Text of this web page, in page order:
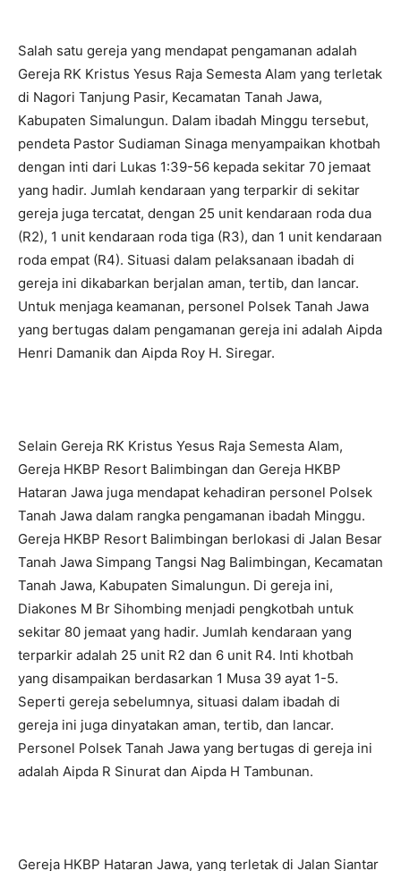
Salah satu gereja yang mendapat pengamanan adalah
Gereja RK Kristus Yesus Raja Semesta Alam yang terletak
di Nagori Tanjung Pasir, Kecamatan Tanah Jawa,
Kabupaten Simalungun. Dalam ibadah Minggu tersebut,
pendeta Pastor Sudiaman Sinaga menyampaikan khotbah
dengan inti dari Lukas 1:39-56 kepada sekitar 70 jemaat
yang hadir. Jumlah kendaraan yang terparkir di sekitar
gereja juga tercatat, dengan 25 unit kendaraan roda dua
(R2), 1 unit kendaraan roda tiga (R3), dan 1 unit kendaraan
roda empat (R4). Situasi dalam pelaksanaan ibadah di
gereja ini dikabarkan berjalan aman, tertib, dan lancar.
Untuk menjaga keamanan, personel Polsek Tanah Jawa
yang bertugas dalam pengamanan gereja ini adalah Aipda
Henri Damanik dan Aipda Roy H. Siregar.
Selain Gereja RK Kristus Yesus Raja Semesta Alam,
Gereja HKBP Resort Balimbingan dan Gereja HKBP
Hataran Jawa juga mendapat kehadiran personel Polsek
Tanah Jawa dalam rangka pengamanan ibadah Minggu.
Gereja HKBP Resort Balimbingan berlokasi di Jalan Besar
Tanah Jawa Simpang Tangsi Nag Balimbingan, Kecamatan
Tanah Jawa, Kabupaten Simalungun. Di gereja ini,
Diakones M Br Sihombing menjadi pengkotbah untuk
sekitar 80 jemaat yang hadir. Jumlah kendaraan yang
terparkir adalah 25 unit R2 dan 6 unit R4. Inti khotbah
yang disampaikan berdasarkan 1 Musa 39 ayat 1-5.
Seperti gereja sebelumnya, situasi dalam ibadah di
gereja ini juga dinyatakan aman, tertib, dan lancar.
Personel Polsek Tanah Jawa yang bertugas di gereja ini
adalah Aipda R Sinurat dan Aipda H Tambunan.
Gereja HKBP Hataran Jawa, yang terletak di Jalan Siantar